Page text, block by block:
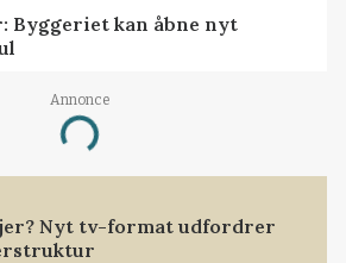
30 dage for 30 kr
Byggeriet kan åbne nyt
Annonce
Loading...
Nyt tv-format udfordrer